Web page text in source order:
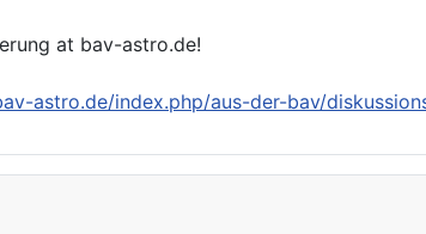
at bav-astro.de!
astro.de/index.php/aus-der-bav/